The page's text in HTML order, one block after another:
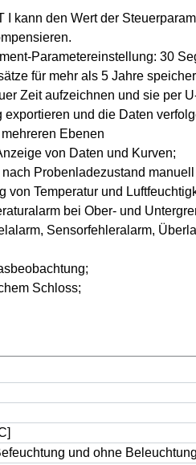
I kann den Wert der
Parametereinstellung: 30
für mehr als 5 Jahre
Zeit aufzeichnen und sie per
und die Daten
Ebenen
von Daten und Kurven;
nach Probenladezustand
von Temperatur und
bei Ober- und
Sensorfehleralarm,
Schloss;
und ohne